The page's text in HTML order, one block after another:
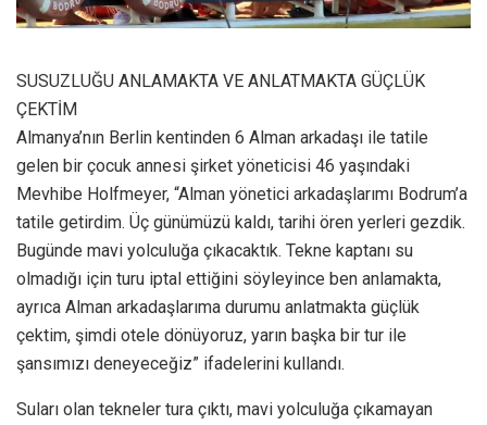
SUSUZLUĞU ANLAMAKTA VE ANLATMAKTA GÜÇLÜK
ÇEKTİM
Almanya’nın Berlin kentinden 6 Alman arkadaşı ile tatile
gelen bir çocuk annesi şirket yöneticisi 46 yaşındaki
Mevhibe Holfmeyer, “Alman yönetici arkadaşlarımı Bodrum’a
tatile getirdim. Üç günümüzü kaldı, tarihi ören yerleri gezdik.
Bugünde mavi yolculuğa çıkacaktık. Tekne kaptanı su
olmadığı için turu iptal ettiğini söyleyince ben anlamakta,
ayrıca Alman arkadaşlarıma durumu anlatmakta güçlük
çektim, şimdi otele dönüyoruz, yarın başka bir tur ile
şansımızı deneyeceğiz” ifadelerini kullandı.
Suları olan tekneler tura çıktı, mavi yolculuğa çıkamayan